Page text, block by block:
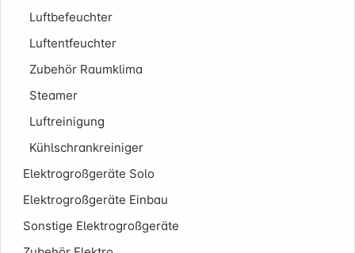
Luftbefeuchter
Luftentfeuchter
Zubehör Raumklima
Steamer
Luftreinigung
Kühlschrankreiniger
Elektrogroßgeräte Solo
Elektrogroßgeräte Einbau
Sonstige Elektrogroßgeräte
Service